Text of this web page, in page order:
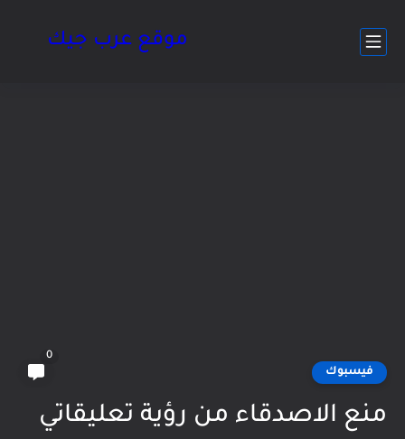
موقع عرب جيك
فيسبوك
0
منع الاصدقاء من رؤية تعليقاتي